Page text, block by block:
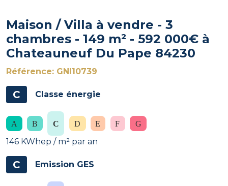
Maison / Villa à vendre - 3
chambres - 149 m² - 592 000€ à
Chateauneuf Du Pape 84230
Référence: GNI10739
C Classe énergie
146 KWhep / m² par an
C Emission GES